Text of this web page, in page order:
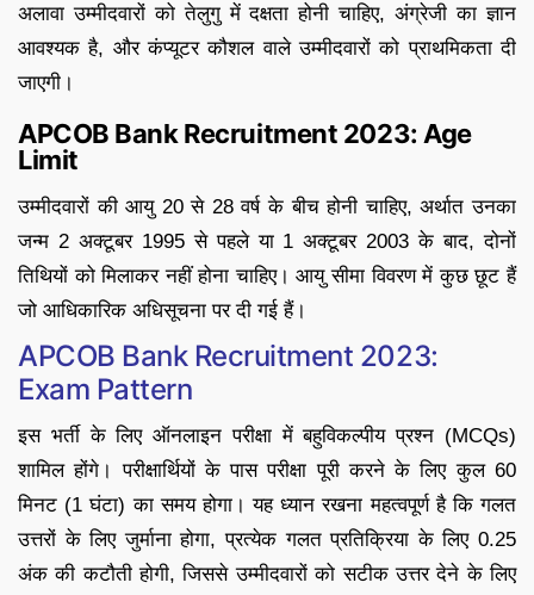
अलावा उम्मीदवारों को तेलुगु में दक्षता होनी चाहिए, अंग्रेजी का ज्ञान
आवश्यक है, और कंप्यूटर कौशल वाले उम्मीदवारों को प्राथमिकता दी
जाएगी।
APCOB Bank Recruitment 2023: Age
Limit
उम्मीदवारों की आयु 20 से 28 वर्ष के बीच होनी चाहिए, अर्थात उनका
जन्म 2 अक्टूबर 1995 से पहले या 1 अक्टूबर 2003 के बाद, दोनों
तिथियों को मिलाकर नहीं होना चाहिए। आयु सीमा विवरण में कुछ छूट हैं
जो आधिकारिक अधिसूचना पर दी गई हैं।
APCOB Bank Recruitment 2023:
Exam Pattern
इस भर्ती के लिए ऑनलाइन परीक्षा में बहुविकल्पीय प्रश्न (MCQs)
शामिल होंगे। परीक्षार्थियों के पास परीक्षा पूरी करने के लिए कुल 60
मिनट (1 घंटा) का समय होगा। यह ध्यान रखना महत्वपूर्ण है कि गलत
उत्तरों के लिए जुर्माना होगा, प्रत्येक गलत प्रतिक्रिया के लिए 0.25
अंक की कटौती होगी, जिससे उम्मीदवारों को सटीक उत्तर देने के लिए